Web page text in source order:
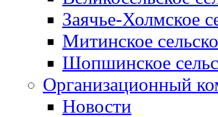
Заячье-Холмское
Митинское
Шопшинское
Организационный
Новости